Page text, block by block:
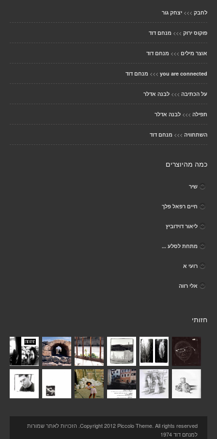
לחבק >>> יצחק גור
פוקוס ירוק >>> מנחם דוד
אוצר מילים >>> מנחם דוד
you are connected
>>> מנחם דוד
על הכתיבה >>> לבנה אדלר
תפילה >>> לבנה אדלר
השתחוויה >>> מנחם דוד
כמה מהיוצרים
שיר
חיים רפאל פלך
ליאור דוידוביץ
מתחת לסלע ...
רועי א
אלי רווה
חזותי
Copyright 2012 Piccolo Theme. All rights reserved. הזכויות לאתר שמורות
למנחם דוד 1974